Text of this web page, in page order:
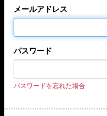
メールアドレス
パスワード
パスワードを忘れた場合